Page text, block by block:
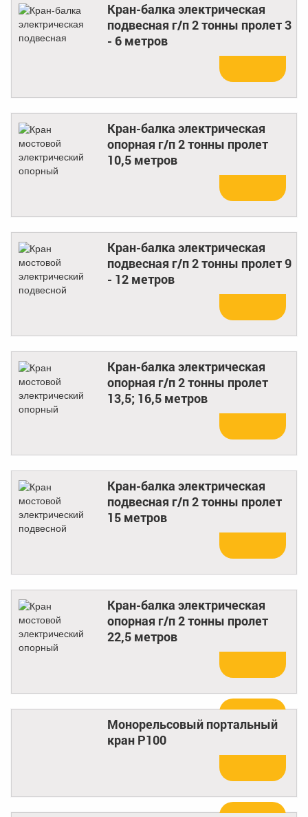
Кран-балка электрическая
подвесная г/п 2 тонны пролет 3
- 6 метров
Кран-балка электрическая
опорная г/п 2 тонны пролет
10,5 метров
Кран-балка электрическая
подвесная г/п 2 тонны пролет 9
- 12 метров
Кран-балка электрическая
опорная г/п 2 тонны пролет
13,5; 16,5 метров
Кран-балка электрическая
подвесная г/п 2 тонны пролет
15 метров
Кран-балка электрическая
опорная г/п 2 тонны пролет
22,5 метров
Монорельсовый портальный
кран Р100